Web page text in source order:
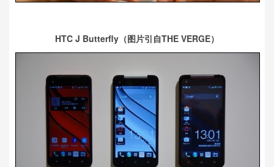
HTC J Butterfly（图片引自THE VERGE）